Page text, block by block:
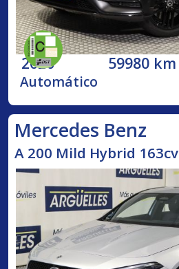
2020 59980 km
Automático
Mercedes Benz
A 200 Mild Hybrid 163cv